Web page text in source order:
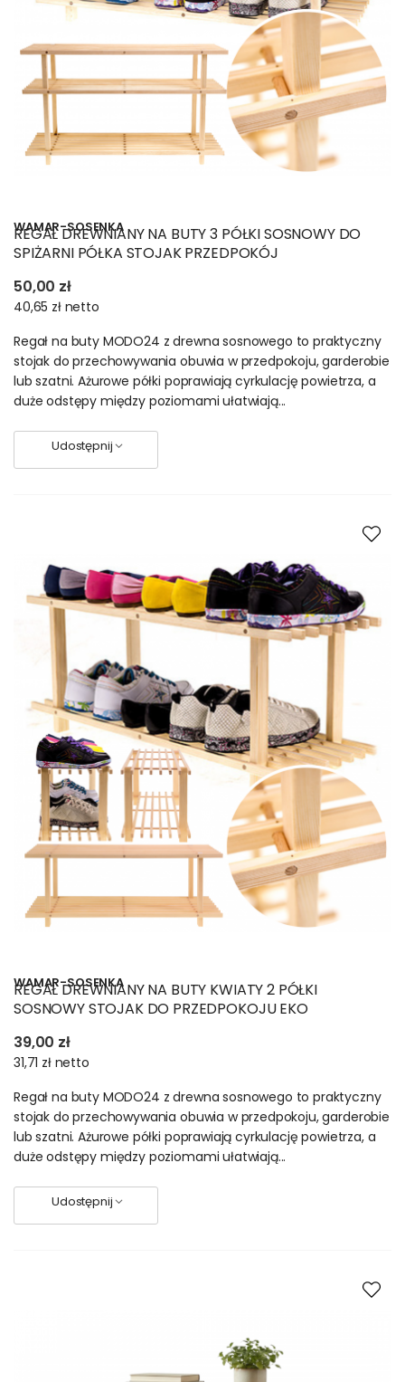
WAMAR-SOSENKA
REGAŁ DREWNIANY NA BUTY 3 PÓŁKI SOSNOWY DO
SPIŻARNI PÓŁKA STOJAK PRZEDPOKÓJ
50,00 zł
40,65 zł netto
Regał na buty MODO24 z drewna sosnowego to praktyczny
stojak do przechowywania obuwia w przedpokoju, garderobie
lub szatni. Ażurowe półki poprawiają cyrkulację powietrza, a
duże odstępy między poziomami ułatwiają...
Udostępnij
WAMAR-SOSENKA
REGAŁ DREWNIANY NA BUTY KWIATY 2 PÓŁKI
SOSNOWY STOJAK DO PRZEDPOKOJU EKO
39,00 zł
31,71 zł netto
Regał na buty MODO24 z drewna sosnowego to praktyczny
stojak do przechowywania obuwia w przedpokoju, garderobie
lub szatni. Ażurowe półki poprawiają cyrkulację powietrza, a
duże odstępy między poziomami ułatwiają...
Udostępnij